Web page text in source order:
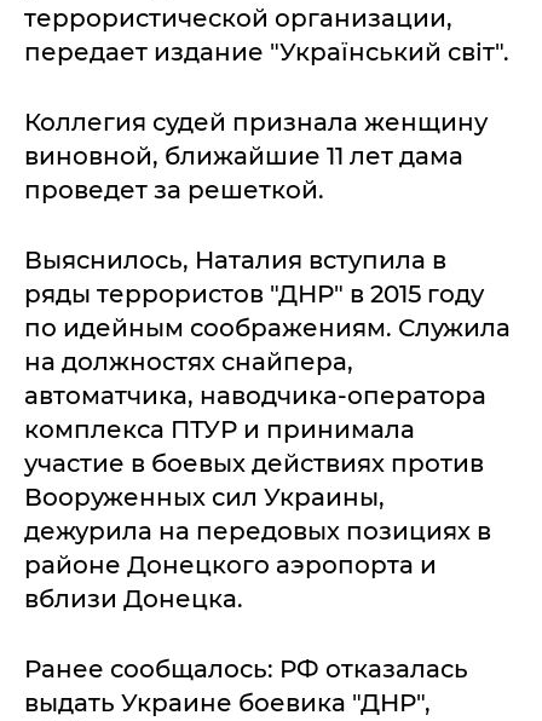
террористической организации,
передает издание "Український світ".
Коллегия судей признала женщину
виновной, ближайшие 11 лет дама
проведет за решеткой.
Выяснилось, Наталия вступила в
ряды террористов "ДНР" в 2015 году
по идейным соображениям. Служила
на должностях снайпера,
автоматчика, наводчика-оператора
комплекса ПТУР и принимала
участие в боевых действиях против
Вооруженных сил Украины,
дежурила на передовых позициях в
районе Донецкого аэропорта и
вблизи Донецка.
Ранее сообщалось: РФ отказалась
выдать Украине боевика "ДНР",